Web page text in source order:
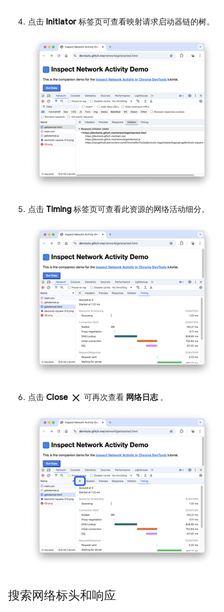
点击 Initiator 标签页可查看映射请求启动器链的树。
点击 Timing 标签页可查看此资源的网络活动细分。
点击 Close close 可再次查看 网络日志。
搜索网络标头和响应